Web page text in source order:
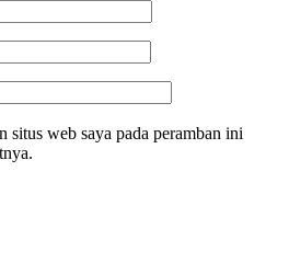
situs web saya pada peramban ini